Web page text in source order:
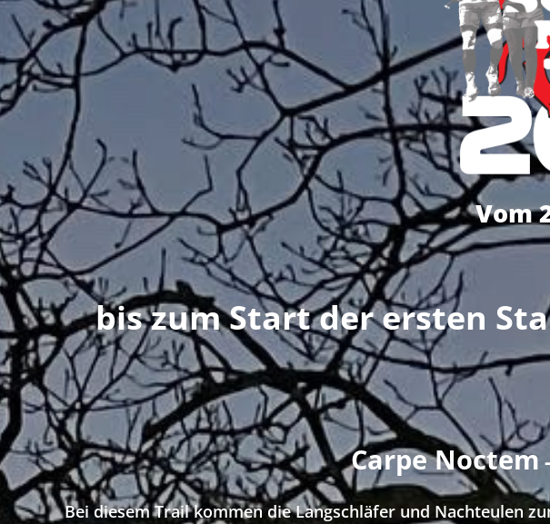
Vom
bis zum Start der ersten
Carpe Noctem
Bei diesem Trail kommen die Langschläfer und Nachteulen